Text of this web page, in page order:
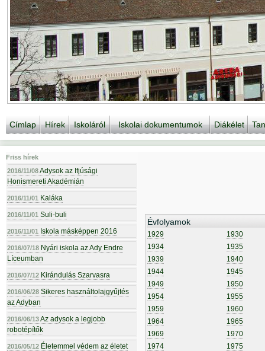
Címlap Hírek Iskoláról Iskolai dokumentumok Diákélet
Friss hírek
2016/11/08Adysok az Ifjúsági
Honismereti Akadémián
2016/11/01 Kaláka
2016/11/01 Suli-buli
2016/11/01 Iskola másképpen 2016
2016/07/18 Nyári iskola az Ady Endre
Líceumban
2016/07/12 Kirándulás Szarvasra
2016/06/28 Sikeres használtolajgyűjtés
az Adyban
2016/06/13Az adysok a legjobb
robotépítők
2016/05/12 Életemmel védem az életet
Évfolyamok
1929
1930
1934
1935
1939
1940
1944
1945
1949
1950
1954
1955
1959
1960
1964
1965
1969
1970
1974
1975